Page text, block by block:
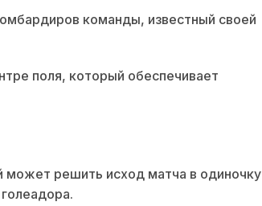
команды, известный своей
поля, который обеспечивает
решить исход матча в одиночку